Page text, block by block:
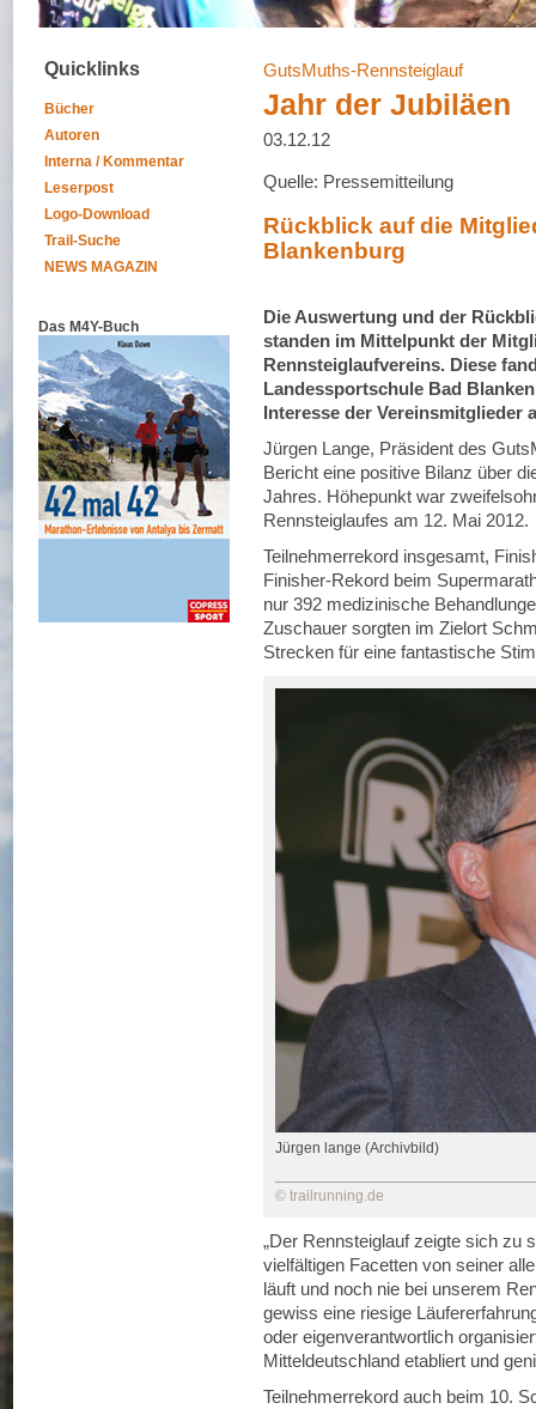
Quicklinks
Bücher
Autoren
Interna / Kommentar
Leserpost
Logo-Download
Trail-Suche
NEWS MAGAZIN
Das M4Y-Buch
GutsMuths-Rennsteiglauf
Jahr der Jubiläen
03.12.12
Quelle: Pressemitteilung
Rückblick auf die
Blankenburg
Die Auswertung und der
standen im Mittelpunkt der
Rennsteiglaufvereins. Diese
Landessportschule Bad
Interesse der Vereinsmitglieder
Jürgen Lange, Präsident des
Bericht eine positive Bilanz über
Jahres. Höhepunkt war
Rennsteiglaufes am 12. Mai 2012.
Teilnehmerrekord insgesamt,
Finisher-Rekord beim
nur 392 medizinische
Zuschauer sorgten im Zielort
Strecken für eine fantastische
Jürgen lange (Archivbild)
© trailrunning.de
„Der Rennsteiglauf zeigte sich zu
vielfältigen Facetten von seiner
läuft und noch nie bei unserem
gewiss eine riesige
oder eigenverantwortlich
Mitteldeutschland etabliert und
Teilnehmerrekord auch beim 10.